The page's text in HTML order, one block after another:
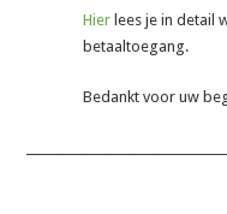
Hier lees je in detail
betaaltoegang.
Bedankt voor uw